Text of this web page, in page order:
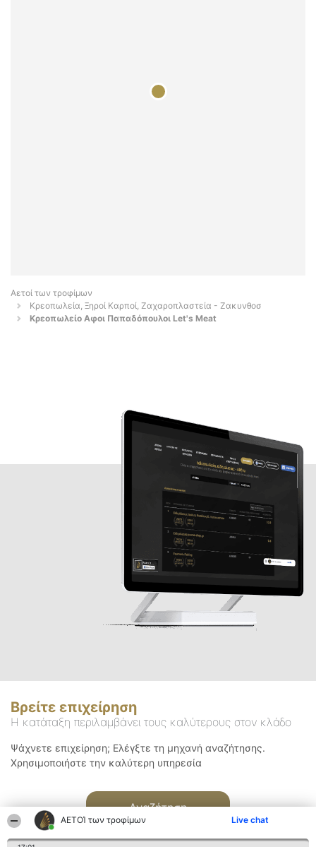
ΑΕΤΟΊ των τροφίμων Live chat
Αετοί των τροφίμων
Κρεοπωλεία, Ξηροί Καρποί, Ζαχαροπλαστεία - Ζακυνθοσ
Κρεοπωλείο Αφοι Παπαδόπουλοι Let's Meat
Βρείτε επιχείρηση
Η κατάταξη περιλαμβάνει τους καλύτερους στον κλάδο
Ψάχνετε επιχείρηση; Ελέγξτε τη μηχανή αναζήτησης.
Χρησιμοποιήστε την καλύτερη υπηρεσία
Αναζήτηση